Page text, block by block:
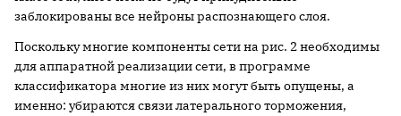
заблокированы все нейроны распознающего слоя.
Поскольку многие компоненты сети на рис. 2 необходимы
для аппаратной реализации сети, в программе
классификатора многие из них могут быть опущены, а
именно: убираются связи латерального торможения,